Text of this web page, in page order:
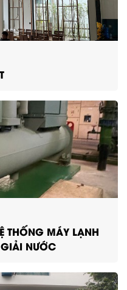
THỐNG MÁY LẠNH
GIẢI NƯỚC